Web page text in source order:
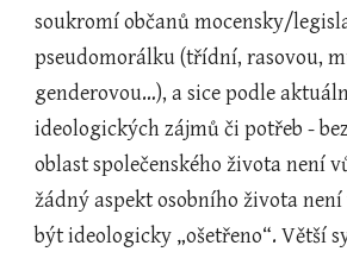
soukromí občanů mocensky/
pseudomorálku (třídní, rasovou,
genderovou…), a sice podle
ideologických zájmů či potřeb -
oblast společenského života není
žádný aspekt osobního života
být ideologicky „ošetřeno“. Větší